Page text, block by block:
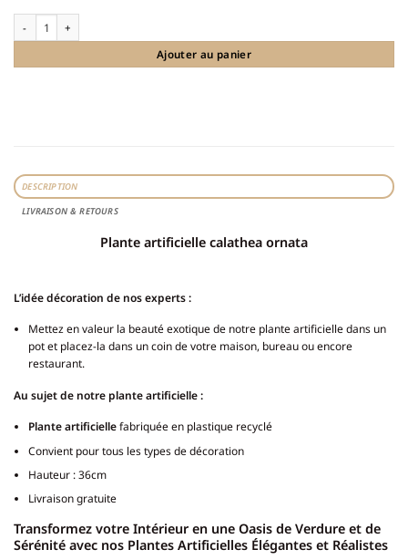
Ajouter au panier
DESCRIPTION
LIVRAISON & RETOURS
Plante artificielle calathea ornata
L’idée décoration de nos experts :
Mettez en valeur la beauté exotique de notre plante artificielle dans un
pot et placez-la dans un coin de votre maison, bureau ou encore
restaurant.
Au sujet de notre plante artificielle :
Plante artificiellefabriquée en plastique recyclé
Convient pour tous les types de décoration
Hauteur : 36cm
Livraison gratuite
Transformez votre Intérieur en une Oasis de Verdure et de
Sérénité avec nos Plantes Artificielles Élégantes et Réalistes